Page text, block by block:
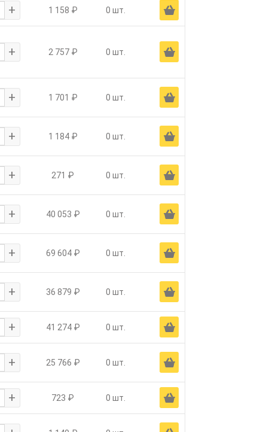
+ 1 158 ₽ 0 шт. Ä
+ 2 757 ₽ 0 шт. Ä
+ 1 701 ₽ 0 шт. Ä
+ 1 184 ₽ 0 шт. Ä
+ 271 ₽ 0 шт. Ä
+ 40 053 ₽ 0 шт. Ä
+ 69 604 ₽ 0 шт. Ä
+ 36 879 ₽ 0 шт. Ä
+ 41 274 ₽ 0 шт. Ä
+ 25 766 ₽ 0 шт. Ä
+ 723 ₽ 0 шт. Ä